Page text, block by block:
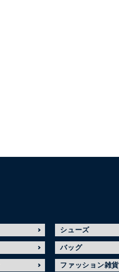
シューズ
バッグ
ファッション雑貨